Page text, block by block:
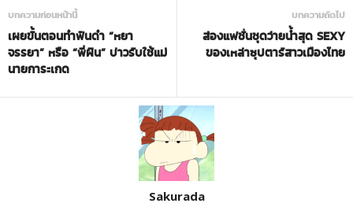
บทความก่อนหน้านี้
เผยขั้นตอนทำฟันดำ “หยา
จรรยา” หรือ “พี่ผิน” บ่าวรับใช้แม่
นายการะเกด
บทความถัดไป
ส่องแฟชั่นชุดว่ายน้ำสุด SEXY
ของเหล่าซุปตาร์สาวเมืองไทย
Sakurada